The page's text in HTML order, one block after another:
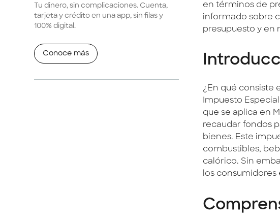
Tu dinero, sin complicaciones. Cuenta,
tarjeta y crédito en una app, sin filas y
100% digital.
Conoce más
en términos de
informado sobre
presupuesto y en
¿En qué consiste
Impuesto
que se aplica en
recaudar fondos
bienes. Este
combustibles,
calórico. Sin
los